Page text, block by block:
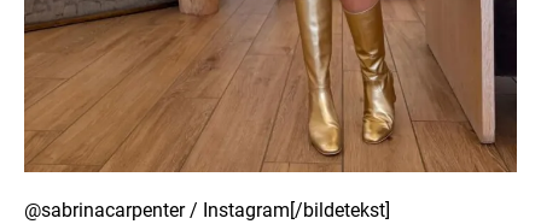
@sabrinacarpenter / Instagram[/bildetekst]